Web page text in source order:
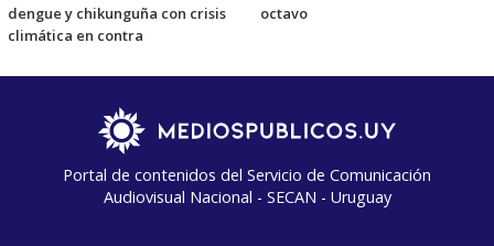
dengue y chikunguña con crisis
climática en contra
octavo
Portal de contenidos del Servicio de Comunicación
Audiovisual Nacional - SECAN - Uruguay